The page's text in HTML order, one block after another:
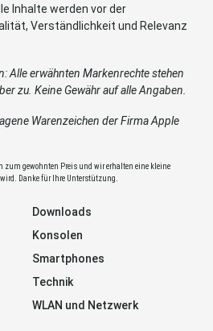
Inhalte werden vor der
Verständlichkeit und Relevanz
Alle erwähnten Markenrechte stehen
zu. Keine Gewähr auf alle Angaben.
Warenzeichen der Firma Apple
zum gewohnten Preis und wir erhalten eine kleine
Danke für Ihre Unterstützung.
Downloads
Konsolen
Smartphones
Technik
WLAN und Netzwerk